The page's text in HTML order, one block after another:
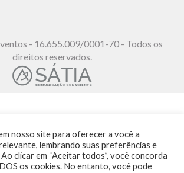
- 16.655.009/0001-70 - Todos os
direitos reservados.
nosso site para oferecer a você a
lembrando suas preferências e
clicar em “Aceitar todos”, você concorda
os cookies. No entanto, você pode